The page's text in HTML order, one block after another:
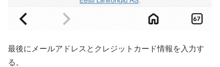
最後にメールアドレスとクレジットカード情報を入力す
る。